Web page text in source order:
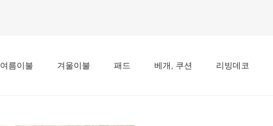
여름이불 겨울이불 패드 베개, 쿠션 리빙데코